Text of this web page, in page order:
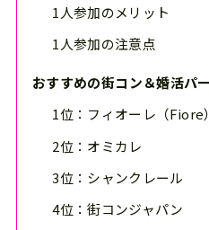
1人参加のメリット
1人参加の注意点
おすすめの街コン＆婚活パ
1位：フィオーレ（Fiore）
2位：オミカレ
3位：シャンクレール
4位：街コンジャパン